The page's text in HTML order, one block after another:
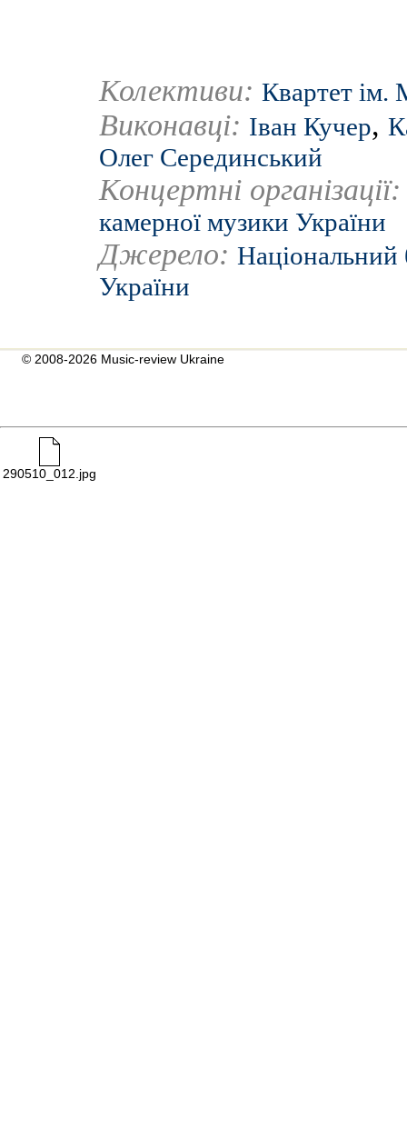
Колективи: Квартет ім.
Виконавці: Іван Кучер,
Олег Серединський
Концертні
камерної музики України
Джерело: Національний
України
© 2008-2026 Music-review Ukraine
290510_012.jpg